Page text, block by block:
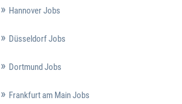
Hannover Jobs
Düsseldorf Jobs
Dortmund Jobs
Frankfurt am Main Jobs